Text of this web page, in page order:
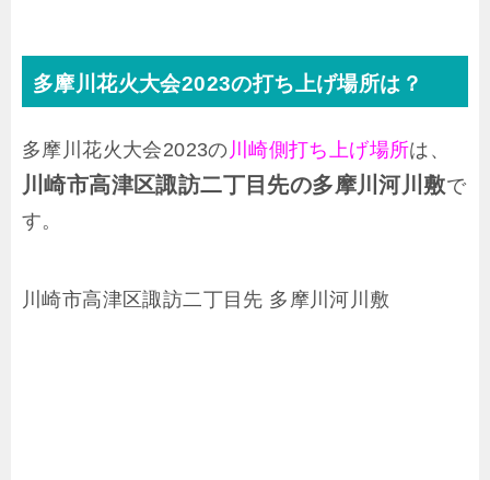
多摩川花火大会2023の打ち上げ場所は？
多摩川花火大会2023の 川崎側打ち上げ場所は、
川崎市高津区諏訪二丁目先の多摩川河川敷で
す。
川崎市高津区諏訪二丁目先 多摩川河川敷